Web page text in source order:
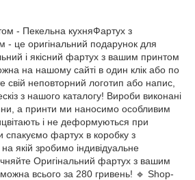
- Пекельна кухняФартух з
- це оригінальний подарунок для
і якісний фартух з вашим принтом
на нашому сайті в один клік або по
неповторний логотип або напис,
з нашого каталогу! Вироби виконані
а принти ми наносимо особливим
і не деформуються при
спакуємо фартух в коробку з
якій зробимо індивідуальне
Оригінальний фартух з вашим
всього за 280 гривень! 🔹 Shop-